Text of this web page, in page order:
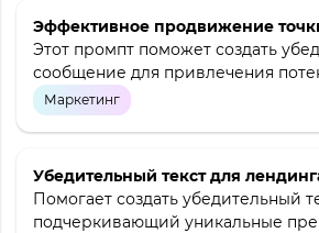
Эффективное продвижение
Этот промпт поможет создать
сообщение для привлечения
Маркетинг
Убедительный текст для
Помогает создать убедительный
подчеркивающий уникальные